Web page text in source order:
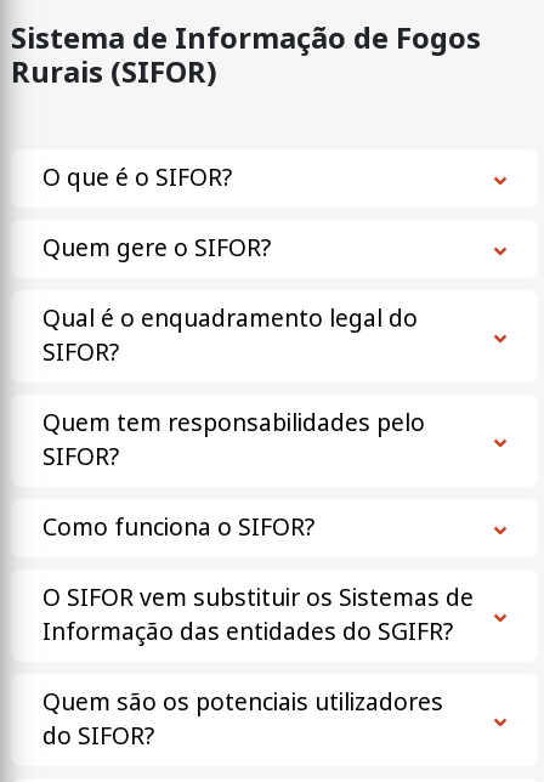
Sistema de Informação de Fogos
Rurais (SIFOR)
O que é o SIFOR?
Quem gere o SIFOR?
Qual é o enquadramento legal do
SIFOR?
Quem tem responsabilidades pelo
SIFOR?
Como funciona o SIFOR?
O SIFOR vem substituir os Sistemas de
Informação das entidades do SGIFR?
Quem são os potenciais utilizadores
do SIFOR?